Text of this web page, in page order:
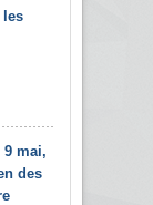
les
mai,
des